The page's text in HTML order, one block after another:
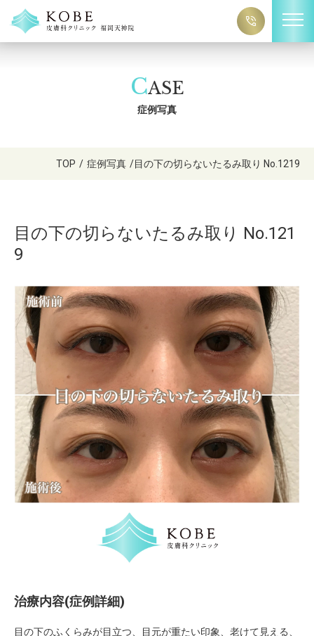
CASE
症例写真
TOP / 症例写真 /目の下の切らないたるみ取り No.1219
目の下の切らないたるみ取り No.121
9
治療内容(症例詳細)
目の下のふくらみが目立つ、目元が重たい印象、老けて見える、